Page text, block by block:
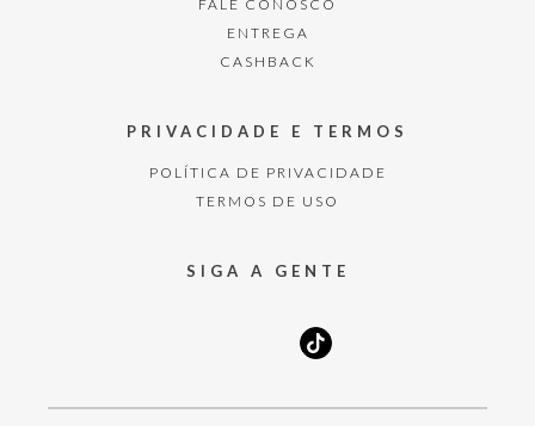
FALE CONOSCO
ENTREGA
CASHBACK
PRIVACIDADE E TERMOS
POLÍTICA DE PRIVACIDADE
TERMOS DE USO
SIGA A GENTE